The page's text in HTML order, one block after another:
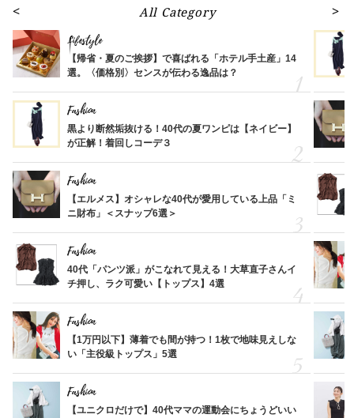
All Category
Lifestyle
【帰省・夏のご挨拶】で喜ばれる「ホテル手土産」14
選。〈価格別〉センスが伝わる逸品は？
Fashion
黒より断然垢抜ける！40代の夏ワンピは【ネイビー】
が正解！着回しコーデ３
Fashion
【エルメス】オシャレな40代が愛用している上品「ミ
ニ財布」＜スナップ6選＞
Fashion
40代「パンツ派」がこなれて見える！大草直子さんイ
チ押し、ラク可愛い【トップス】4選
Fashion
【1万円以下】薄着でも間が持つ！1枚で地味見えしな
い「主役級トップス」5選
Fashion
【ユニクロだけで】40代ママの運動会にちょうどいい